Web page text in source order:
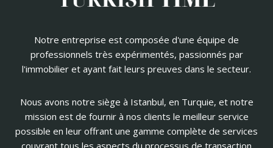
Notre entreprise est composée d'une équipe de
professionnels très expérimentés, passionnés par
l'immobilier et ayant fait leurs preuves dans le secteur.
Nous avons notre siège à Istanbul, en Turquie, et notre
mission est de fournir à nos clients le meilleur service
possible en leur offrant une gamme complète de services
couvrant tous les aspects du processus de transaction